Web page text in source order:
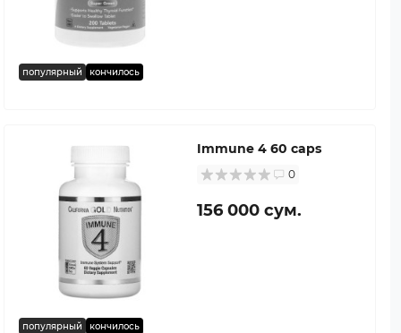
популярный кончилось
популярный кончилось
Immune 4 60 caps
0
156 000 сум.